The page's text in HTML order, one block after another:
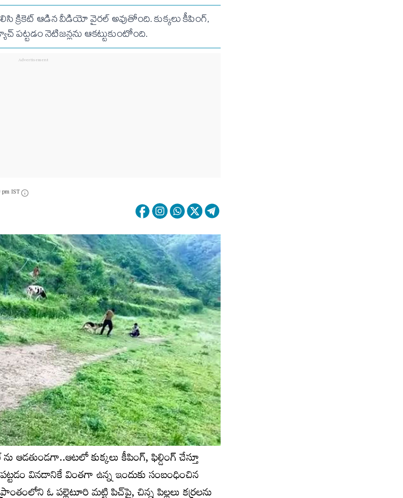
క్రికెట్ ఆడిన వీడియో వైరల్ అవుతోంది. కుక్కలు కీపింగ్,
పట్టడం నెటిజన్లను ఆకట్టుకుంటోంది.
IST
ఆడతుండగా..ఆటలో కుక్కలు కీపింగ్, ఫిల్డింగ్ చేస్తూ
వినడానికే వింతగా ఉన్న ఇందుకు సంబంధించిన